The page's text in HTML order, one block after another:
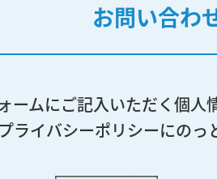
お問い合わ
ームにご記入いただく個人
ライバシーポリシーにのっ